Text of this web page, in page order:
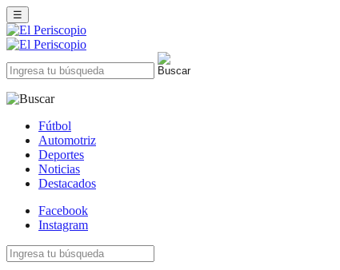
☰
Fútbol
Automotriz
Deportes
Noticias
Destacados
Facebook
Instagram